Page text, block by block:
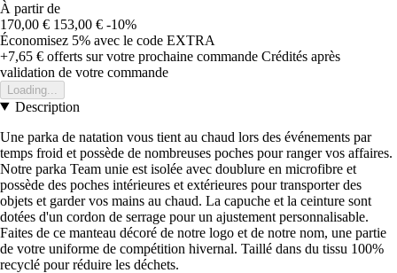
À partir de
170,00 € 153,00 € -10%
Économisez 5% avec le code EXTRA
+7,65 € offerts sur votre prochaine commande Crédités après
validation de votre commande
Loading...
Description
Une parka de natation vous tient au chaud lors des événements par
temps froid et possède de nombreuses poches pour ranger vos affaires.
Notre parka Team unie est isolée avec doublure en microfibre et
possède des poches intérieures et extérieures pour transporter des
objets et garder vos mains au chaud. La capuche et la ceinture sont
dotées d'un cordon de serrage pour un ajustement personnalisable.
Faites de ce manteau décoré de notre logo et de notre nom, une partie
de votre uniforme de compétition hivernal. Taillé dans du tissu 100%
recyclé pour réduire les déchets.